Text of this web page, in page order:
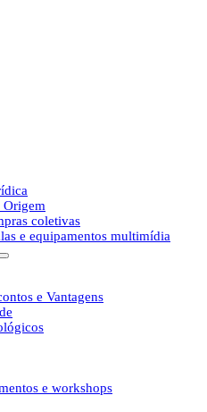
Origem
coletivas
e equipamentos multimídia
e Vantagens
e workshops